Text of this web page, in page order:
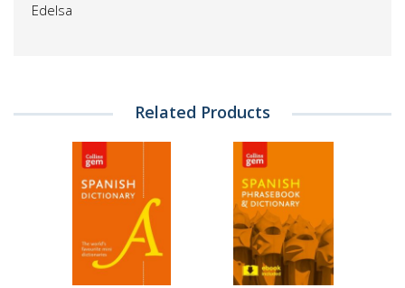
Edelsa
Related Products